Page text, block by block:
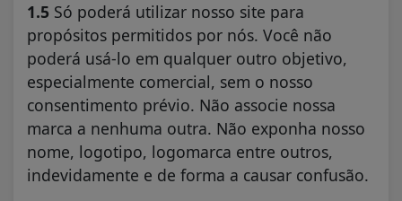
1.5 Só poderá utilizar nosso site para
propósitos permitidos por nós. Você não
poderá usá-lo em qualquer outro objetivo,
especialmente comercial, sem o nosso
consentimento prévio. Não associe nossa
marca a nenhuma outra. Não exponha nosso
nome, logotipo, logomarca entre outros,
indevidamente e de forma a causar confusão.